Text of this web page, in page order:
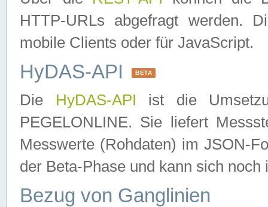
HTTP-URLs abgefragt werden.
mobile Clients oder für JavaScript.
HyDAS-API BETA
Die HyDAS-API ist die
PEGELONLINE. Sie liefert
Messwerte (Rohdaten) im JSON-
der Beta-Phase und kann sich noch
Bezug von Ganglinien